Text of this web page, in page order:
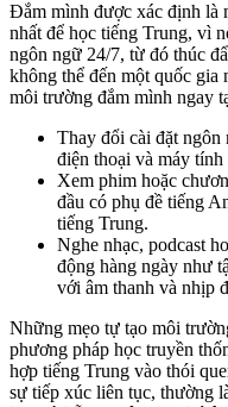
Đắm mình được xác định là
nhất để học tiếng Trung, vì
ngôn ngữ 24/7, từ đó thúc
không thể đến một quốc gia
môi trường đắm mình ngay
Thay đổi cài đặt ngôn
điện thoại và máy tính
Xem phim hoặc
đầu có phụ đề tiếng
tiếng Trung.
Nghe nhạc, podcast
động hàng ngày như
với âm thanh và nhịp
Những mẹo tự tạo môi
phương pháp học truyền
hợp tiếng Trung vào thói
sự tiếp xúc liên tục, thường